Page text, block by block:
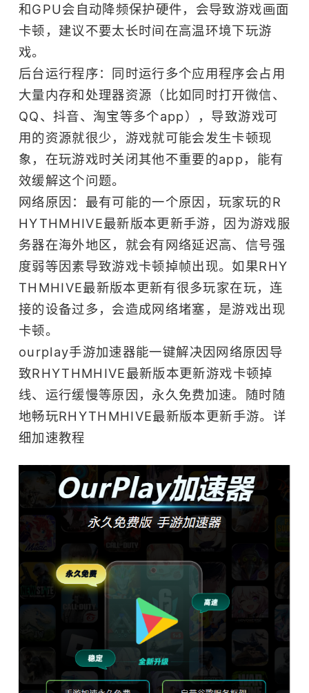
和GPU会自动降频保护硬件，会导致游戏画面
卡顿，建议不要太长时间在高温环境下玩游
戏。
后台运行程序：同时运行多个应用程序会占用
大量内存和处理器资源（比如同时打开微信、
QQ、抖音、淘宝等多个app），导致游戏可
用的资源就很少，游戏就可能会发生卡顿现
象，在玩游戏时关闭其他不重要的app，能有
效缓解这个问题。
网络原因：最有可能的一个原因，玩家玩的R
HYTHMHIVE最新版本更新手游，因为游戏服
务器在海外地区，就会有网络延迟高、信号强
度弱等因素导致游戏卡顿掉帧出现。如果RHY
THMHIVE最新版本更新有很多玩家在玩，连
接的设备过多，会造成网络堵塞，是游戏出现
卡顿。
ourplay手游加速器能一键解决因网络原因导
致RHYTHMHIVE最新版本更新游戏卡顿掉
线、运行缓慢等原因，永久免费加速。随时随
地畅玩RHYTHMHIVE最新版本更新手游。 详
细加速教程